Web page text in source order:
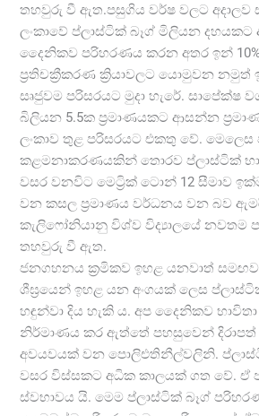
තහවුරු වී ඇත.පසුගිය වර්ෂ වලට
ලංකාවේ ප්ලාස්ටික් බෑග් මිලියන
දෛනිකව පරිහරණය කරන අතර ඉන්
ප්‍රතිචක්‍රීකරණ ක්‍රියාවලට යොමුවන නමුත්
සෘජුවම පරිසරයට මුදා හැරේ. සාපේක්ෂ
බිලියන 5.5ක ප්‍රමාණයකට ආසන්න
ලංකාව තුළ පරිසරයට එකතු වේ.
කළමනාකරණයකින් තොරව ප්ලාස්ටික්
වසර වනවිට මෙට්‍රික් ටොන් 12 සීමාව
වන කසල ප්‍රමාණය වර්ධනය වන බව
කැලිෆෝනියානු විශ්ව විද්‍යාලයේ
තහවුරු වී ඇත.
ජනගහනය ක්‍රමිකව ඉහළ යනවාත් සමඟව
ශීඝ්‍රයෙන් ඉහළ යන අංගයක් ලෙස
හඳුන්වා දිය හැකි ය. අප දෛනිකව
නිර්මාණය කර ඇත්තේ පහසුවෙන්
අවයවයක් වන පොලිඑතිනීල්වලිනි.
වසර විස්සකට අධික කාලයක් ගත වේ. ඒ
ස්වභාවය යි. මෙම ප්ලාස්ටික් බෑග්